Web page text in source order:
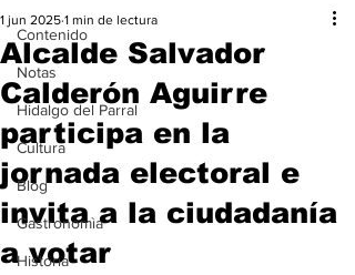
Contenido
Notas
Hidalgo del Parral
Cultura
Blog
Gastronomìa
Historia
Alcalde Salvador
Calderón Aguirre
participa en la
jornada electoral e
invita a la ciudadanía
a votar
1 jun 2025 1 min de lectura